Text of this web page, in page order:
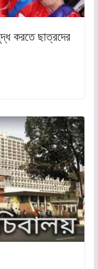
করতে ছাত্রদের